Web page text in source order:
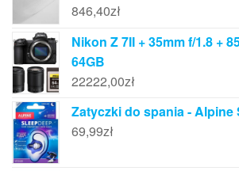
846,40zł
Nikon Z 7II + 35mm f/1.8 +
64GB
22222,00zł
Zatyczki do spania - Alpine
69,99zł